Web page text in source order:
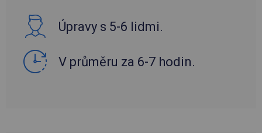
Úpravy s 5-6 lidmi.
V průměru za 6-7 hodin.